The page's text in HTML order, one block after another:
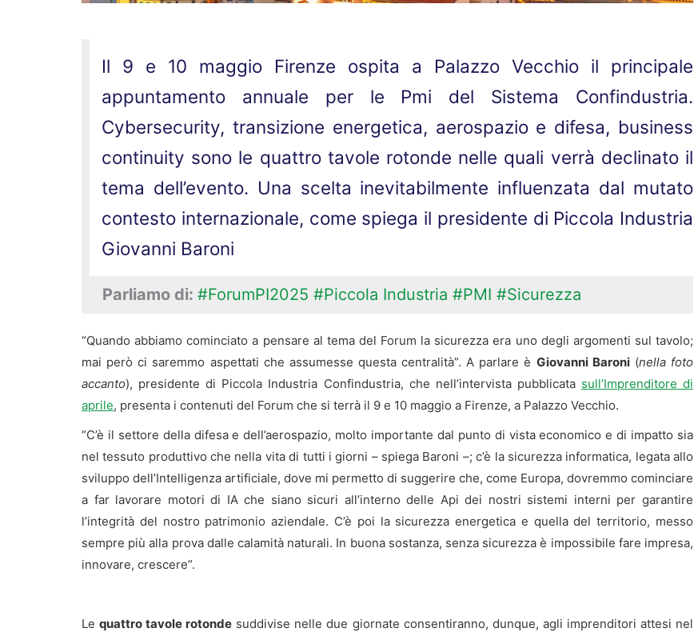
Il 9 e 10 maggio Firenze ospita a Palazzo Vecchio il principale
appuntamento annuale per le Pmi del Sistema Confindustria.
Cybersecurity, transizione energetica, aerospazio e difesa, business
continuity sono le quattro tavole rotonde nelle quali verrà declinato il
tema dell’evento. Una scelta inevitabilmente influenzata dal mutato
contesto internazionale, come spiega il presidente di Piccola Industria
Giovanni Baroni
Parliamo di: #ForumPI2025 #Piccola Industria #PMI #Sicurezza
“Quando abbiamo cominciato a pensare al tema del Forum la sicurezza era uno degli argomenti sul tavolo;
mai però ci saremmo aspettati che assumesse questa centralità”. A parlare è Giovanni Baroni(nella foto
accanto), presidente di Piccola Industria Confindustria, che nell’intervista pubblicata sull’Imprenditore di
aprile, presenta i contenuti del Forum che si terrà il 9 e 10 maggio a Firenze, a Palazzo Vecchio.
“C’è il settore della difesa e dell’aerospazio, molto importante dal punto di vista economico e di impatto sia
nel tessuto produttivo che nella vita di tutti i giorni – spiega Baroni –; c’è la sicurezza informatica, legata allo
sviluppo dell’Intelligenza artificiale, dove mi permetto di suggerire che, come Europa, dovremmo cominciare
a far lavorare motori di IA che siano sicuri all’interno delle Api dei nostri sistemi interni per garantire
l’integrità del nostro patrimonio aziendale. C’è poi la sicurezza energetica e quella del territorio, messo
sempre più alla prova dalle calamità naturali. In buona sostanza, senza sicurezza è impossibile fare impresa,
innovare, crescere”.
Lequattro tavole rotonde suddivise nelle due giornate consentiranno, dunque, agli imprenditori attesi nel